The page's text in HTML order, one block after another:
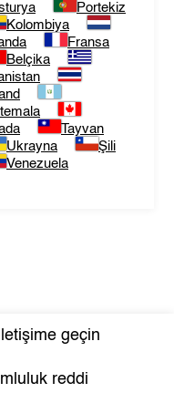
Portekiz
Kolombiya
Fransa
Belçika
Tayvan
Ukrayna
Şili
Venezuela
geçin
reddi